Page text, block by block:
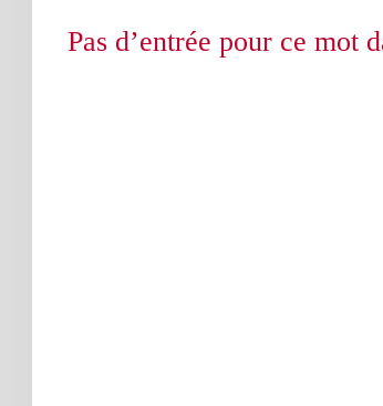
Pas d’entrée pour ce mot